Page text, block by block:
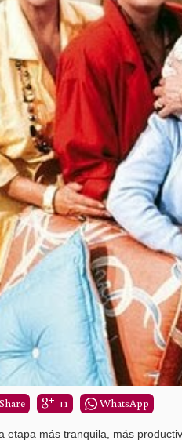
Share +1 WhatsApp
etapa más tranquila, más